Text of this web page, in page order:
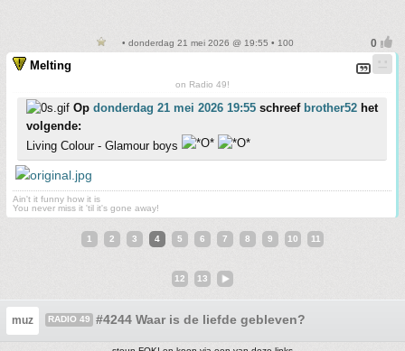
• donderdag 21 mei 2026 @ 19:55 • 100
Melting
on Radio 49!
Op donderdag 21 mei 2026 19:55 schreef brother52 het
volgende:
Living Colour - Glamour boys
Ain't it funny how it is
You never miss it 'til it's gone away!
1 2 3 4 5 6 7 8 9 10 11
12 13
muz RADIO 49 #4244 Waar is de liefde gebleven?